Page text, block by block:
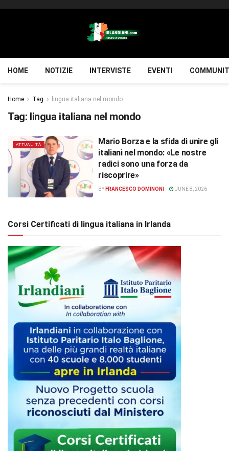
HOME NOTIZIE INTERVISTE EVENTI
Home Tag lingua italiana nel mondo
Tag: lingua italiana nel mondo
ATTUALITÀ
Mario Borza e la sfida di unire gli
italiani nel mondo: «Le nostre
radici sono una forza da
riscoprire»
BY FRANCESCO DOMINONI JUNE 8, 2026
Corsi Certificati di lingua italiana in Irlanda